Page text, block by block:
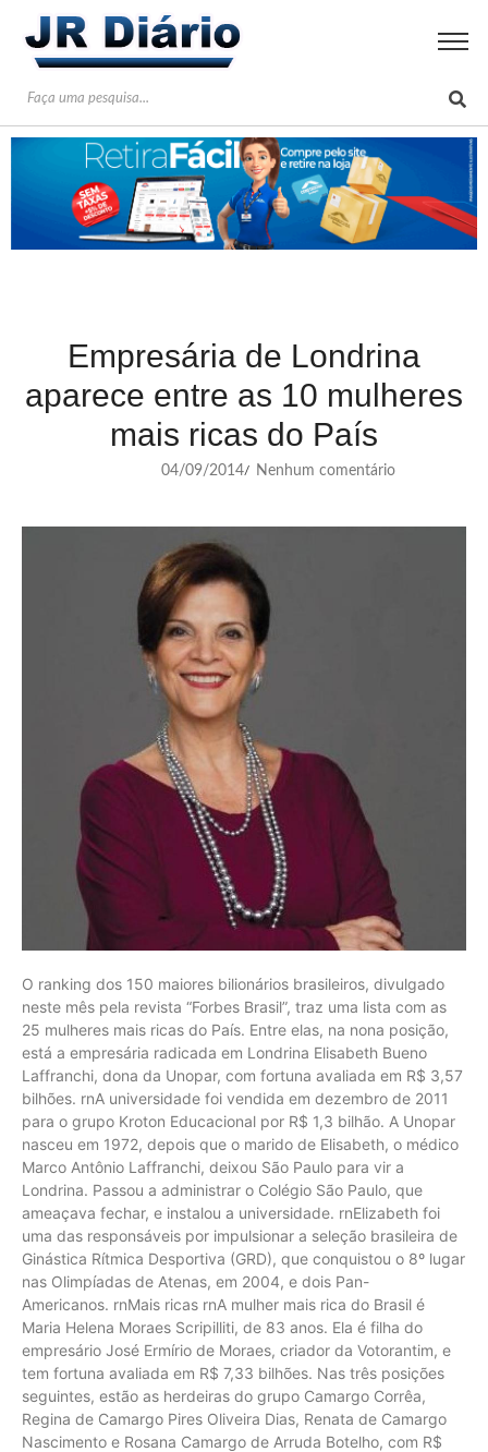
Empresária de Londrina
aparece entre as 10 mulheres
mais ricas do País
04/09/2014/ Nenhum comentário
O ranking dos 150 maiores bilionários brasileiros, divulgado
neste mês pela revista “Forbes Brasil”, traz uma lista com as
25 mulheres mais ricas do País. Entre elas, na nona posição,
está a empresária radicada em Londrina Elisabeth Bueno
Laffranchi, dona da Unopar, com fortuna avaliada em R$ 3,57
bilhões. rnA universidade foi vendida em dezembro de 2011
para o grupo Kroton Educacional por R$ 1,3 bilhão. A Unopar
nasceu em 1972, depois que o marido de Elisabeth, o médico
Marco Antônio Laffranchi, deixou São Paulo para vir a
Londrina. Passou a administrar o Colégio São Paulo, que
ameaçava fechar, e instalou a universidade. rnElizabeth foi
uma das responsáveis por impulsionar a seleção brasileira de
Ginástica Rítmica Desportiva (GRD), que conquistou o 8º lugar
nas Olimpíadas de Atenas, em 2004, e dois Pan-
Americanos. rnMais ricas rnA mulher mais rica do Brasil é
Maria Helena Moraes Scripilliti, de 83 anos. Ela é filha do
empresário José Ermírio de Moraes, criador da Votorantim, e
tem fortuna avaliada em R$ 7,33 bilhões. Nas três posições
seguintes, estão as herdeiras do grupo Camargo Corrêa,
Regina de Camargo Pires Oliveira Dias, Renata de Camargo
Nascimento e Rosana Camargo de Arruda Botelho, com R$